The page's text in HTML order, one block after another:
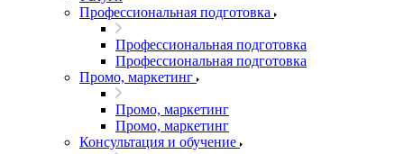
Профессиональная подготовка
Профессиональная подготовка
Профессиональная подготовка
Промо, маркетинг
Промо, маркетинг
Промо, маркетинг
Консультация и обучение